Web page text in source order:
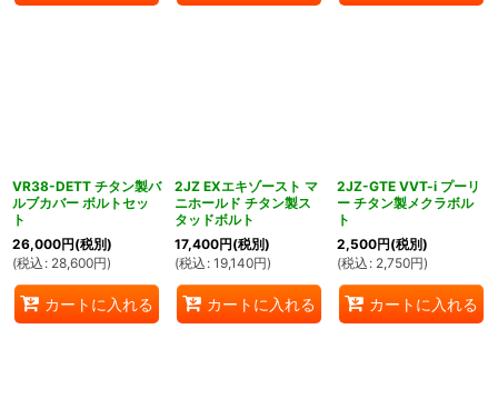
VR38-DETT チタン製バ
ルブカバー ボルトセッ
ト
26,000円(税別)
(税込 : 28,600円)
カートに入れる
2JZ EXエキゾースト マ
ニホールド チタン製ス
タッドボルト
17,400円(税別)
(税込 : 19,140円)
カートに入れる
2JZ-GTE VVT-i プーリ
ー チタン製メクラボル
ト
2,500円(税別)
(税込 : 2,750円)
カートに入れる